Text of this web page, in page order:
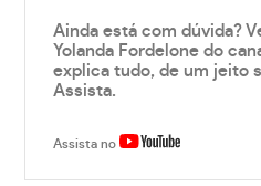
Ainda está com dúvida?
Yolanda Fordelone do
explica tudo, de um jeito
Assista.
Assista no